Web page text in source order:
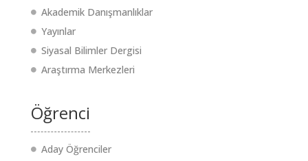
Akademik Danışmanlıklar
Yayınlar
Siyasal Bilimler Dergisi
Araştırma Merkezleri
Öğrenci
Aday Öğrenciler